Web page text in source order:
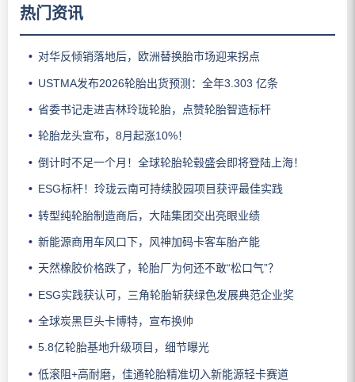
热门资讯
对华反倾销落地后，欧洲替换胎市场迎来拐点
USTMA发布2026轮胎出货预测：全年3.303 亿条
省委书记走进吉林玲珑轮胎，点赞轮胎智造标杆
轮胎龙头宣布，8月起涨10%！
倒计时不足一个月！全球轮胎轮毂盛会即将登陆上海！
ESG标杆！玲珑云南可持续胶园项目获评最佳实践
转型纯轮胎制造商后，大陆集团交出亮眼业绩
新能源商用车风口下，风神加码卡客车胎产能
天然橡胶价格跌了，轮胎厂为何还不敢“松口气”？
ESG实践获认可，三角轮胎斩获绿色发展典范企业奖
全球炭黑巨头卡博特，宣布换帅
5.8亿轮胎基地升级项目，细节曝光
低滚阻+高耐磨，佳通轮胎精准切入新能源轻卡赛道